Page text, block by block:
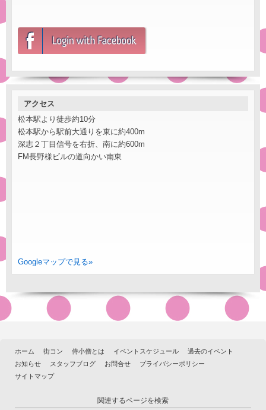
アクセス
松本駅より徒歩約10分
松本駅から駅前大通りを東に約400m
深志２丁目信号を右折、南に約600m
FM長野様ビルの道向かい南東
Googleマップで見る»
ホーム 街コン 侍小僧とは イベントスケジュール
過去のイベント
お知らせ
スタッフブログ お問合せ
プライバシーポリシー
サイトマップ
関連するページを検索